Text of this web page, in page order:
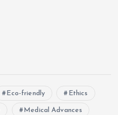
Eco-friendly Ethics
Medical Advances